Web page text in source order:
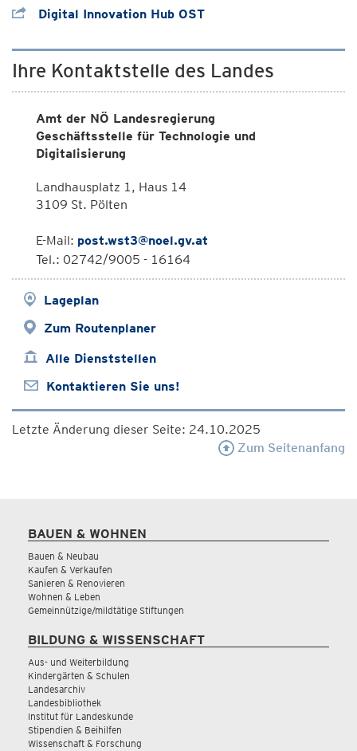
Digital Innovation Hub OST
Ihre Kontaktstelle des Landes
Amt der NÖ Landesregierung
Geschäftsstelle für Technologie und
Digitalisierung
Landhausplatz 1, Haus 14
3109 St. Pölten
E-Mail: post.wst3@noel.gv.at
Tel.: 02742/9005 - 16164
Lageplan
Zum Routenplaner
Alle Dienststellen
Kontaktieren Sie uns!
Letzte Änderung dieser Seite: 24.10.2025
Zum Seitenanfang
BAUEN & WOHNEN
Bauen & Neubau
Kaufen & Verkaufen
Sanieren & Renovieren
Wohnen & Leben
Gemeinnützige/mildtätige Stiftungen
BILDUNG & WISSENSCHAFT
Aus- und Weiterbildung
Kindergärten & Schulen
Landesarchiv
Landesbibliothek
Institut für Landeskunde
Stipendien & Beihilfen
Wissenschaft & Forschung